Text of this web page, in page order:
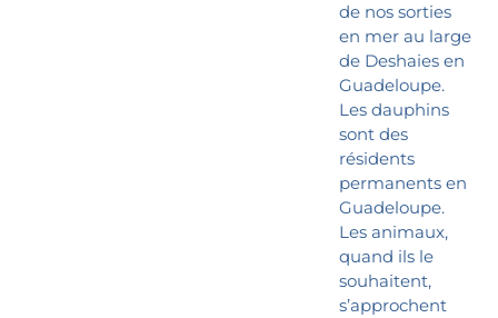
de nos sorties
en mer au large
de Deshaies en
Guadeloupe.
Les dauphins
sont des
résidents
permanents en
Guadeloupe.
Les animaux,
quand ils le
souhaitent,
s’approchent